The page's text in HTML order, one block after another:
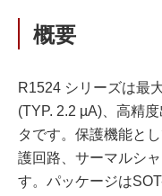
概要
R1524 シリーズは最
(TYP. 2.2 µA)、高精
タです。保護機能と
護回路、サーマルシ
す。パッケージは